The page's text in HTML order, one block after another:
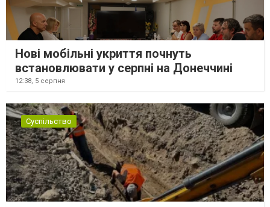
Нові мобільні укриття почнуть
встановлювати у серпні на Донеччині
12:38, 5 серпня
Суспільство